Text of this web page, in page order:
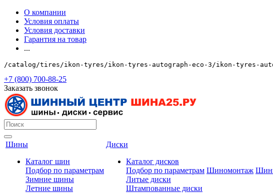
О компании
Условия оплаты
Условия доставки
Гарантия на товар
...
/catalog/tires/ikon-tyres/ikon-tyres-autograph-eco-3/ikon-tyres-
+7 (800) 700-88-25
Заказать звонок
Шины
Каталог шин
Подбор по параметрам
Зимние шины
Летние шины
Диски
Каталог дисков
Подбор по параметрам
Литые диски
Штампованные диски
Шиномонтаж